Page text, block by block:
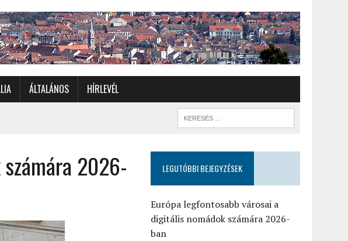
ÁLTALÁNOS HÍRLEVÉL
2026-
LEGUTÓBBI BEJEGYZÉSEK
Európa legfontosabb városai a
digitális nomádok számára 2026-
ban